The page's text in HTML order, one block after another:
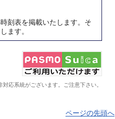
刻表を掲載いたします。そ
ます。
応系統がございます。ご注意下さい。
ページの先頭へ